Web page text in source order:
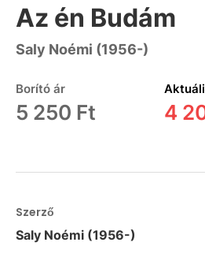
Az én Budám
Saly Noémi (1956-)
Borító ár
5 250 Ft 4
Szerző
Saly Noémi (1956-)